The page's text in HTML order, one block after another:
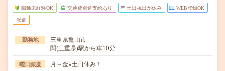
職種未経験OK 交通費別途支給あり 土日祝日が休み WEB登録OK
派遣
勤務地
三重県亀山市
関(三重県)駅から車10分
曜日頻度 月～金※土日休み！